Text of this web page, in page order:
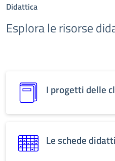
Didattica
Esplora le risorse
I progetti delle
Le schede